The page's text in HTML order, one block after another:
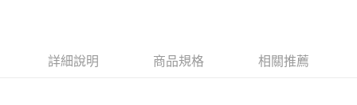
１．簡單：不需註冊會員、不需綁卡、不需儲值。
運送方式
詳細說明 商品規格 相關推薦